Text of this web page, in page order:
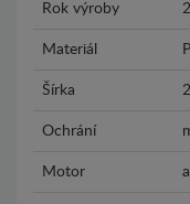
Rok výroby
Materiál
Šírka
Ochrání
Motor all